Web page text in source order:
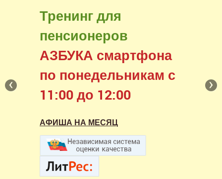
Бесплатный доступ
к фондам российских
библиотек
в нашем читальном зале
АФИША НА МЕСЯЦ
купить билет
Тренинг для
пенсионеров
АЗБУКА смартфона
по понедельникам с
11:00 до 12:00
АФИША НА МЕСЯЦ
›
‹